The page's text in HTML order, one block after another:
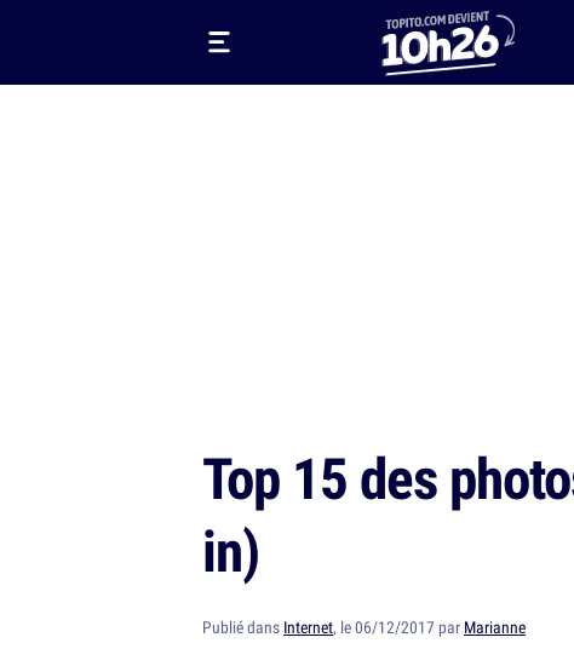
Top 15 des
in)
Publié dans Internet, le 06/12/2017 par Marianne